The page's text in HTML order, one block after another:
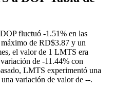
fluctuó -1.51% en las
de RD$3.87 y un
el valor de 1 LMTS era
de -11.44% con
LMTS experimentó una
variación de valor de --.